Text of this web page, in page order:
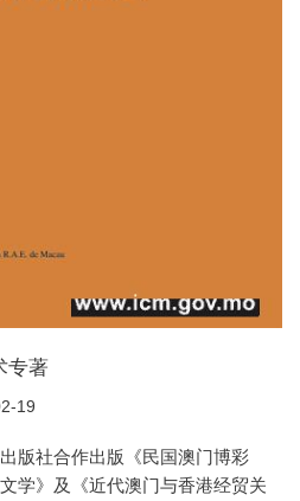
专著
19
版社合作出版《民国澳门博彩
学》及《近代澳门与香港经贸关